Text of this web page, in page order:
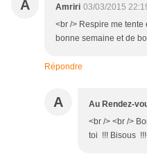
A Amriri 03/03/2015
<br /> Respire me tente
bonne semaine et de
Répondre
A Au Rendez-
<br /> <br />
toi !!! Bisous